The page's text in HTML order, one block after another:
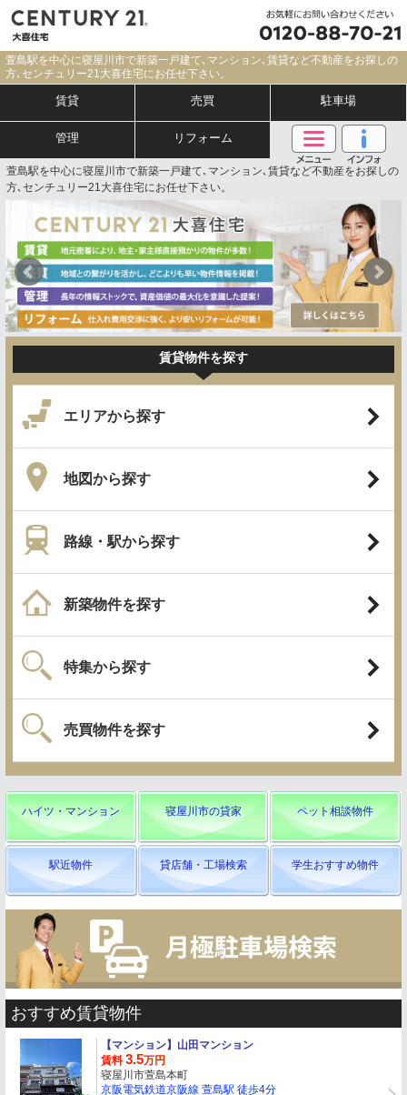
萱島駅を中心に寝屋川市で新築一戸建て､マンション､賃貸など不動産をお探しの
方､センチュリー21大喜住宅にお任せ下さい。
賃貸 売買 駐車場
管理 リフォーム
萱島駅を中心に寝屋川市で新築一戸建て､マンション､賃貸など不動産をお探しの
方､センチュリー21大喜住宅にお任せ下さい。
ハイツ・マンション 寝屋川市の貸家 ペット相談物件
駅近物件 貸店舗・工場検索 学生おすすめ物件
おすすめ賃貸物件
【マンション】 山田マンション
賃料 3.5万円
寝屋川市萱島本町
京阪電気鉄道京阪線 萱島駅 徒歩4分